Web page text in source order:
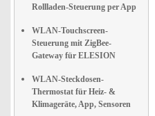
Rollladen-Steuerung per App
WLAN-Touchscreen-
Steuerung mit ZigBee-
Gateway für ELESION
WLAN-Steckdosen-
Thermostat für Heiz- &
Klimageräte, App, Sensoren